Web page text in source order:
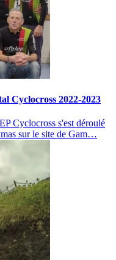
Cyclocross 2022-2023
Cyclocross s'est déroulé
sur le site de Gam…